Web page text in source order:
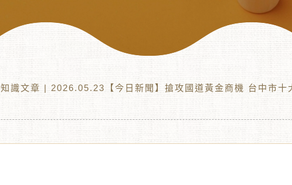
知識文章 | 2026.05.23【今日新聞】搶攻國道黃金商機 台中市十